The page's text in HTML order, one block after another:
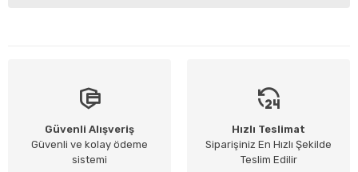
Güvenli Alışveriş
Güvenli ve kolay ödeme
sistemi
Hızlı Teslimat
Siparişiniz En Hızlı Şekilde
Teslim Edilir